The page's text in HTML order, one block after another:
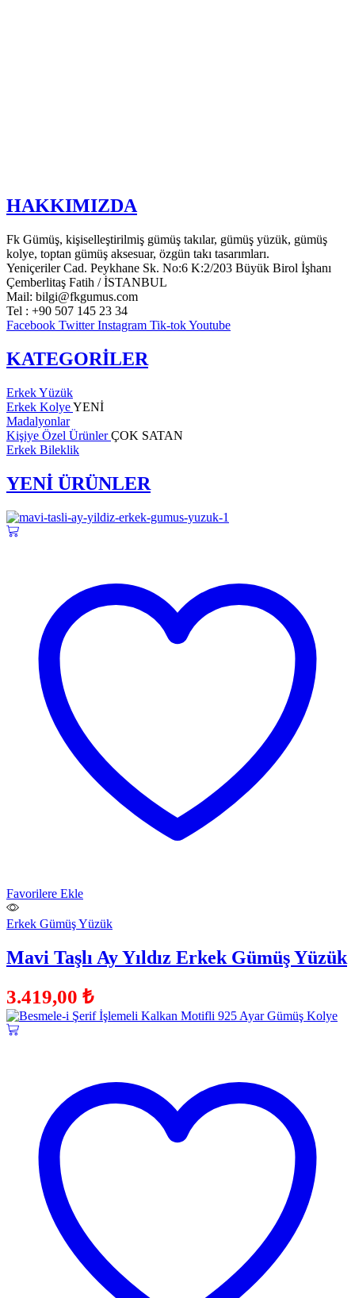
HAKKIMIZDA
Fk Gümüş, kişiselleştirilmiş gümüş takılar, gümüş yüzük, gümüş
kolye, toptan gümüş aksesuar, özgün takı tasarımları.
Yeniçeriler Cad. Peykhane Sk. No:6 K:2/203 Büyük Birol İşhanı
Çemberlitaş Fatih / İSTANBUL
Mail: bilgi@fkgumus.com
Tel : +90 507 145 23 34
Facebook Twitter Instagram Tik-tokYoutube
KATEGORİLER
Erkek Yüzük
Erkek KolyeYENİ
Madalyonlar
Kişiye Özel ÜrünlerÇOK SATAN
Erkek Bileklik
YENİ ÜRÜNLER
Favorilere Ekle
Erkek Gümüş Yüzük
Mavi Taşlı Ay Yıldız Erkek Gümüş Yüzük
3.419,00 ₺